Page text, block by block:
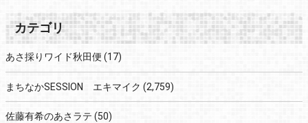
カテゴリ
あさ採りワイド秋田便 (17)
まちなかSESSION エキマイク (2,759)
佐藤有希のあさラテ (50)